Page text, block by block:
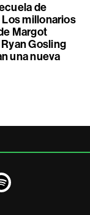
de
Los millonarios
Margot
Gosling
una nueva